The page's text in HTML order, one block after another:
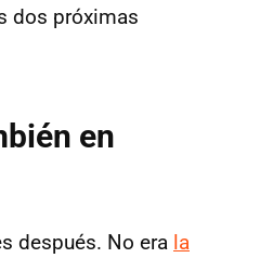
dos próximas
en
después. No era la